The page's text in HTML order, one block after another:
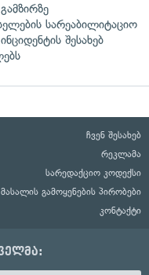
სარეაბილიტაციო
შესახებ
ჩვენ შესახებ
რეკლამა
სარედაქციო კოდექსი
მასალის გამოყენების პირობები
კონტაქტი